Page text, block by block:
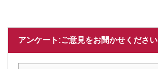
アンケート:ご意見をお聞かせください